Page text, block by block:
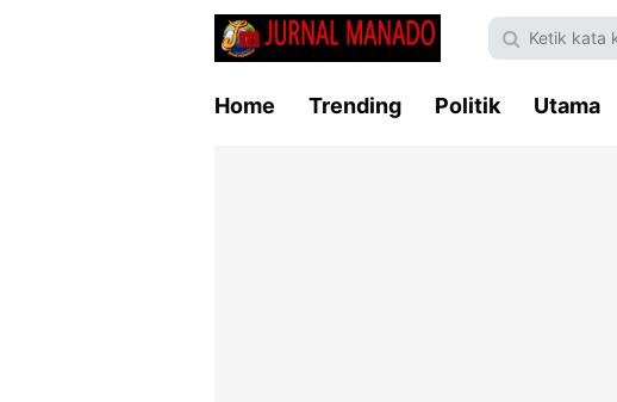
Home Trending Politik Utama